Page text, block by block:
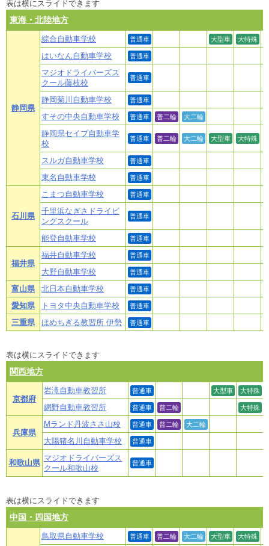
表は横にスライドできます
東海・北陸地方
静岡県
綜合自動車学校 普通車 大型車 大特殊
はいなん自動車学校 普通車
マジオドライバーズス
クール藤枝校
普通車
静岡菊川自動車学校 普通車
すその中央自動車学校 普通車 普二輪 大二輪
静岡県セイブ自動車学
校
普通車 普二輪 大二輪 大型車 大特殊
スルガ自動車学校 普通車
東名自動車学校 普通車
石川県
こまつ自動車学校 普通車
千里浜なぎさドライビ
ングスクール
普通車
能登自動車学校 普通車
福井県
福井自動車学校 普通車
大野自動車学校 普通車
富山県 北日本自動車学校 普通車
愛知県 トヨタ中央自動車学校 普通車
三重県 ほめちぎる教習所 伊勢 普通車
表は横にスライドできます
関西地方
京都府
岩滝自動車教習所 普通車 大型車 大特殊
網野自動車教習所 普通車 普二輪 大特殊
兵庫県
Mランド丹波ささ山校 普通車 普二輪 大二輪
大陽猪名川自動車学校 普通車
和歌山県
マジオドライバーズス
クール和歌山校
普通車
表は横にスライドできます
中国・四国地方
鳥取県自動車学校 普通車 普二輪 大二輪 大型車 大特殊